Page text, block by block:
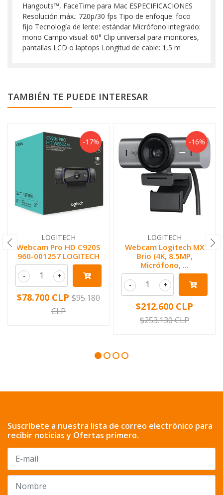
Hangouts™, FaceTime para Mac ESPECIFICACIONES
Resolución máx.: 720p/30 fps Tipo de enfoque: foco
fijo Tecnología de lente: estándar Micrófono integrado:
mono Campo visual: 60° Clip universal para monitores,
pantallas LCD o laptops Longitud de cable: 1,5 m
TAMBIÉN TE PUEDE INTERESAR
-17%
LOGITECH
Webcam Pro HD C920S
960-001257 LOGITECH
+
-
$78.700 CLP $95.180
CLP
-16%
LOGITECH
Webcam Logitech MX
Brio (4K, 8.5MP,
Micrófono, ...
+
-
$212.600 CLP
$253.130 CLP
Suscríbete a nuestra lista de correo electrónico para
recibir noticias y Ofertas primero.